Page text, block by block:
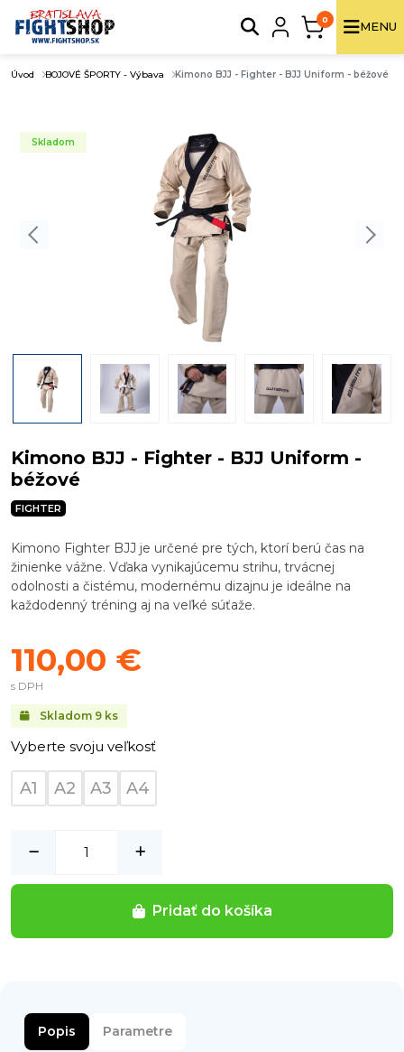
0
MENU
Úvod BOJOVÉ ŠPORTY - Výbava Kimono BJJ - Fighter - BJJ Uniform - béžové
Skladom
Kimono BJJ - Fighter - BJJ Uniform -
béžové
FIGHTER
Kimono Fighter BJJ je určené pre tých, ktorí berú čas na
žinienke vážne. Vďaka vynikajúcemu strihu, trvácnej
odolnosti a čistému, modernému dizajnu je ideálne na
každodenný tréning aj na veľké súťaže.
Skladom 9 ks
110,00 €
s DPH
Vyberte svoju veľkosť
A1 A2 A3 A4
Pridať do košíka
Popis Parametre